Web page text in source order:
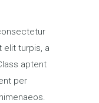
elit turpis, a
aptent
per